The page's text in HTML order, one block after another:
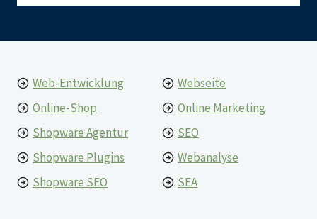
Web-Entwicklung
Webseite
Online-Shop
Online Marketing
Shopware Agentur
SEO
Shopware Plugins
Webanalyse
Shopware SEO
SEA